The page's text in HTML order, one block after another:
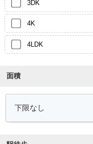
3DK
4K
4LDK
面積